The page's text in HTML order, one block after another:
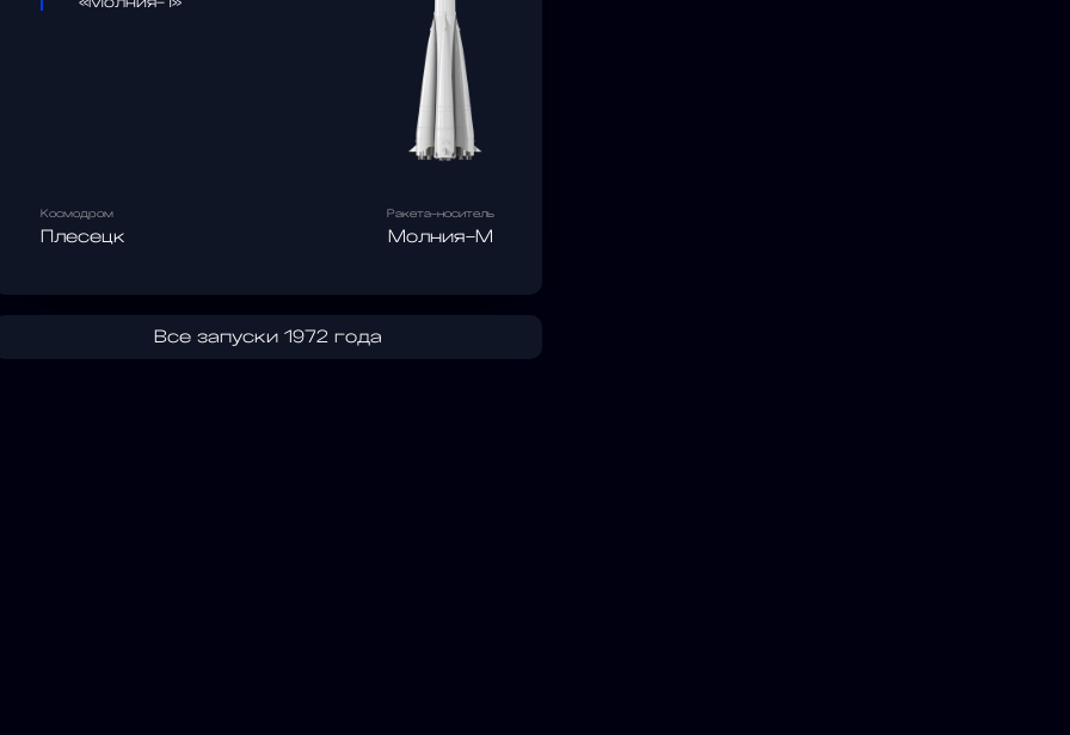
Космодром
Плесецк
Ракета-носитель
Молния-М
Все запуски 1972 года